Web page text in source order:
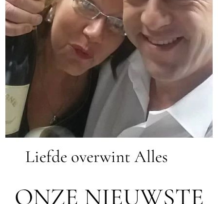
Liefde overwint Alles ❤️
ONZE NIEUWSTE